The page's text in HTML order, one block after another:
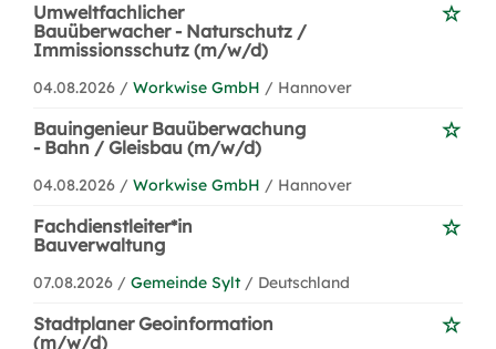
Umweltfachlicher
Bauüberwacher - Naturschutz /
Immissionsschutz (m/w/d)
04.08.2026 / Workwise GmbH / Hannover
Bauingenieur Bauüberwachung
- Bahn / Gleisbau (m/w/d)
04.08.2026 / Workwise GmbH / Hannover
Fachdienstleiter*in
Bauverwaltung
07.08.2026 / Gemeinde Sylt / Deutschland
Stadtplaner Geoinformation
(m/w/d)